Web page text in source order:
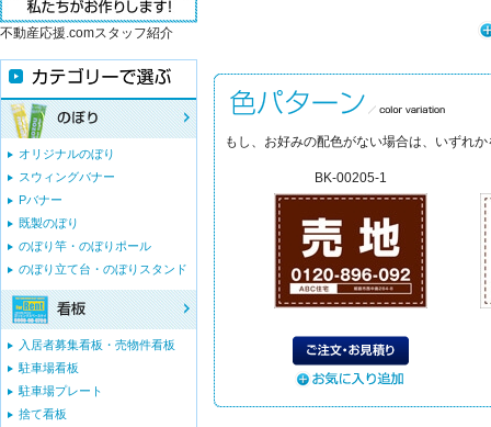
もし、お好みの配色がない場合は、いずれ
BK-00205-1
不動産応援.comスタッフ紹介
オリジナルのぼり
スウィングバナー
Pバナー
既製のぼり
のぼり竿・のぼりポール
のぼり立て台・のぼりスタンド
入居者募集看板・売物件看板
駐車場看板
駐車場プレート
捨て看板